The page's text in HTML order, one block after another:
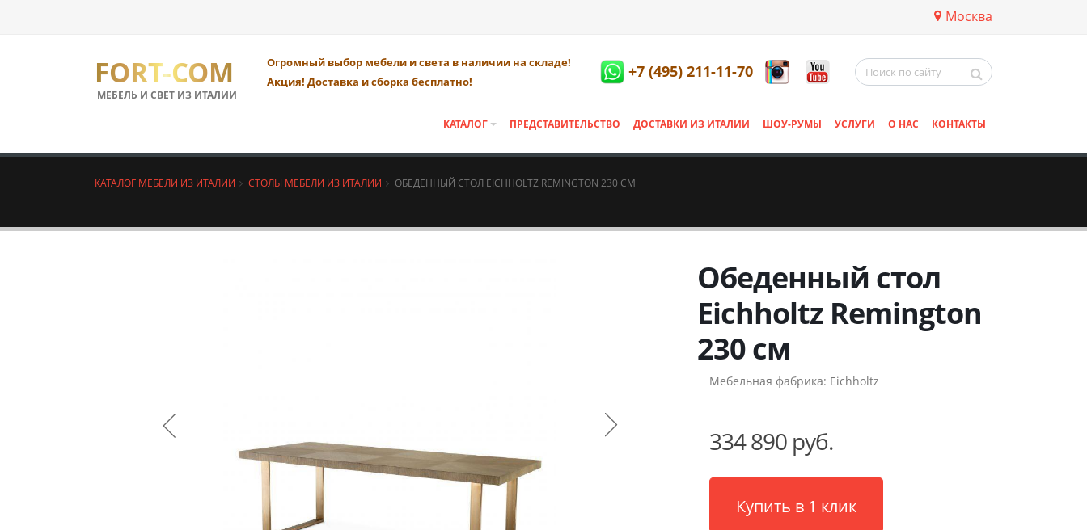
Москва
FORT-COM
МЕБЕЛЬ И СВЕТ ИЗ ИТАЛИИ
Огромный выбор мебели и света в наличии на складе!
Акция! Доставка и сборка бесплатно!
+7 (495) 211-11-70
КАТАЛОГ ПРЕДСТАВИТЕЛЬСТВО ДОСТАВКИ ИЗ ИТАЛИИ ШОУ-РУМЫ УСЛУГИ О НАС КОНТАКТЫ
КАТАЛОГ МЕБЕЛИ ИЗ ИТАЛИИ СТОЛЫ МЕБЕЛИ ИЗ ИТАЛИИ ОБЕДЕННЫЙ СТОЛ EICHHOLTZ REMINGTON 230 СМ
Обеденный стол
Eichholtz Remington
230 см
Мебельная фабрика: Eichholtz
334 890 руб.
Купить в 1 клик